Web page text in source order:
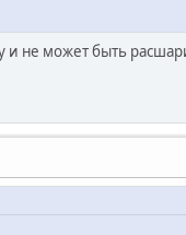
и не может быть